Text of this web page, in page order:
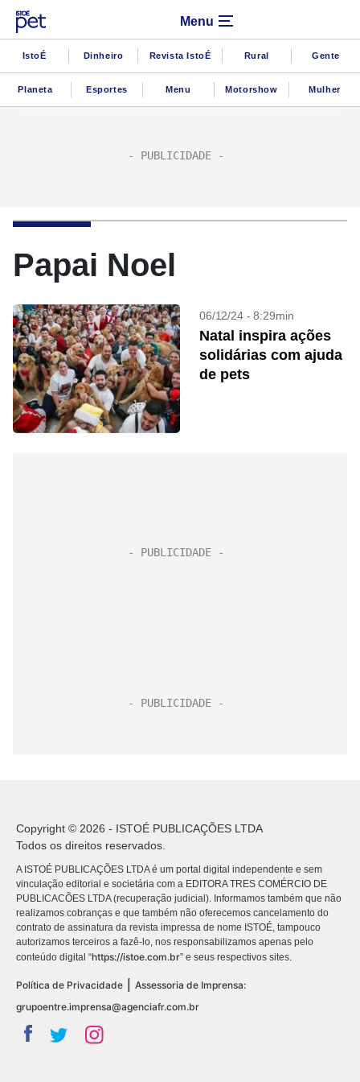
Menu
IstoÉ Dinheiro Revista IstoÉ Rural Gente
Planeta Esportes Menu Motorshow Mulher
Papai Noel
06/12/24 - 8:29min
Natal inspira ações
solidárias com ajuda
de pets
Copyright © 2026 - ISTOÉ PUBLICAÇÕES LTDA
Todos os direitos reservados.
A ISTOÉ PUBLICAÇÕES LTDA é um portal digital independente e sem
vinculação editorial e societária com a EDITORA TRES COMÉRCIO DE
PUBLICACÕES LTDA (recuperação judicial). Informamos também que não
realizamos cobranças e que também não oferecemos cancelamento do
contrato de assinatura da revista impressa de nome ISTOÉ, tampouco
autorizamos terceiros a fazê-lo, nos responsabilizamos apenas pelo
conteúdo digital “https://istoe.com.br” e seus respectivos sites.
Política de Privacidade
Assessoria de Imprensa:
grupoentre.imprensa@agenciafr.com.br